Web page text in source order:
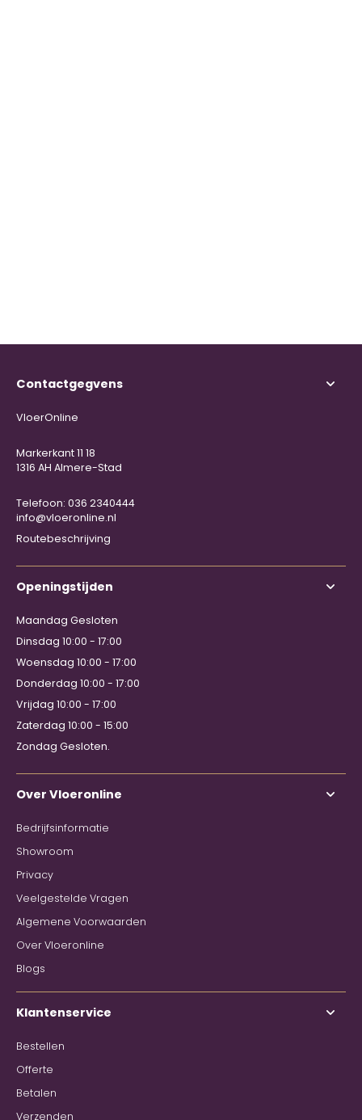
Contactgegvens
VloerOnline
Markerkant 11 18
1316 AH Almere-Stad
Telefoon: 036 2340444
info@vloeronline.nl
Routebeschrijving
Openingstijden
Maandag Gesloten
Dinsdag 10:00 - 17:00
Woensdag 10:00 - 17:00
Donderdag 10:00 - 17:00
Vrijdag 10:00 - 17:00
Zaterdag 10:00 - 15:00
Zondag Gesloten.
Over Vloeronline
Bedrijfsinformatie
Showroom
Privacy
Veelgestelde Vragen
Algemene Voorwaarden
Over Vloeronline
Blogs
Klantenservice
Bestellen
Offerte
Betalen
Verzenden